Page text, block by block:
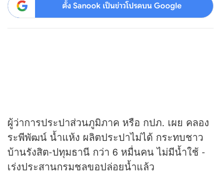
ตั้ง Sanook เป็นข่าวโปรดบน Google
ผู้ว่าการประปาส่วนภูมิภาค หรือ กปภ. เผย คลอง
ระพีพัฒน์ น้ำแห้ง ผลิตประปาไม่ได้ กระทบชาว
บ้านรังสิต-ปทุมธานี กว่า 6 หมื่นคน ไม่มีน้ำใช้ -
เร่งประสานกรมชลขอปล่อยน้ำแล้ว